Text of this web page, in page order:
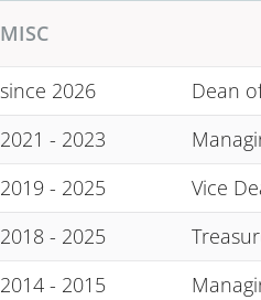
MISC
since 2026 Dean
2021 - 2023
2019 - 2025
Vice
2018 - 2025
2014 - 2015